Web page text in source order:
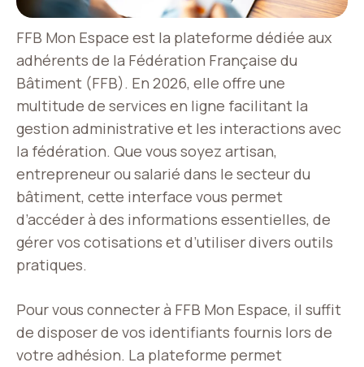
FFB Mon Espace est la plateforme dédiée aux
adhérents de la Fédération Française du
Bâtiment (FFB). En 2026, elle offre une
multitude de services en ligne facilitant la
gestion administrative et les interactions avec
la fédération. Que vous soyez artisan,
entrepreneur ou salarié dans le secteur du
bâtiment, cette interface vous permet
d’accéder à des informations essentielles, de
gérer vos cotisations et d’utiliser divers outils
pratiques.
Pour vous connecter à FFB Mon Espace, il suffit
de disposer de vos identifiants fournis lors de
votre adhésion. La plateforme permet